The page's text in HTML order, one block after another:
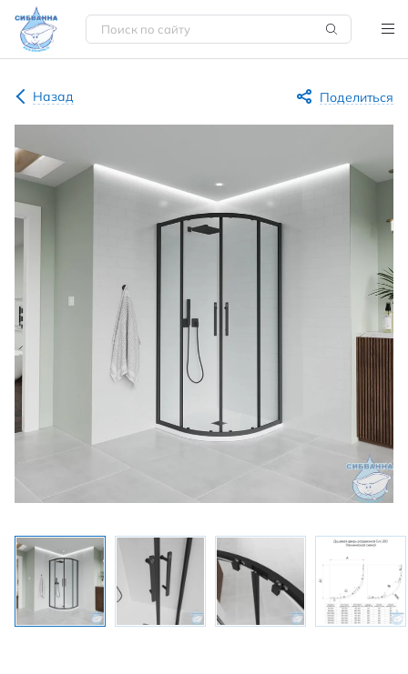
Назад Поделиться